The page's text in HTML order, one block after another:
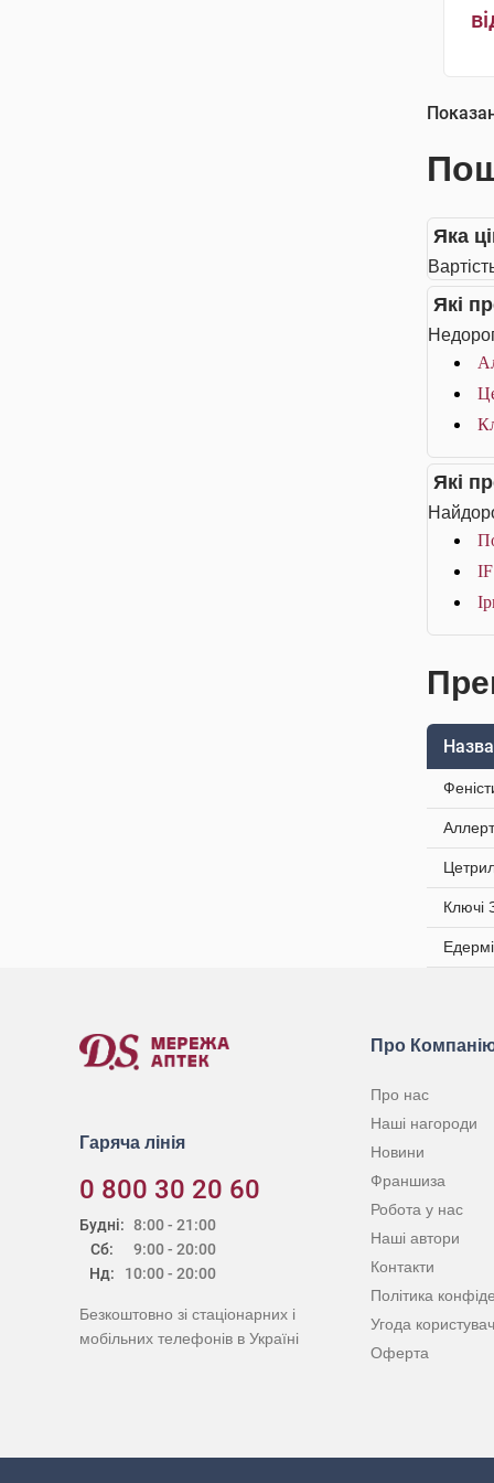
Яка
Які
Які
Назва
Ключі
Гаряча лінія
0 800 30 20 60
Будні:
Сб:
Нд:
8:00 - 21:00
9:00 - 20:00
10:00 - 20:00
Безкоштовно зі стаціонарних і
мобільних телефонів в Україні
Про
Про нас
Наші нагороди
Новини
Франшиза
Робота у нас
Наші автори
Контакти
Політика
Угода
Оферта